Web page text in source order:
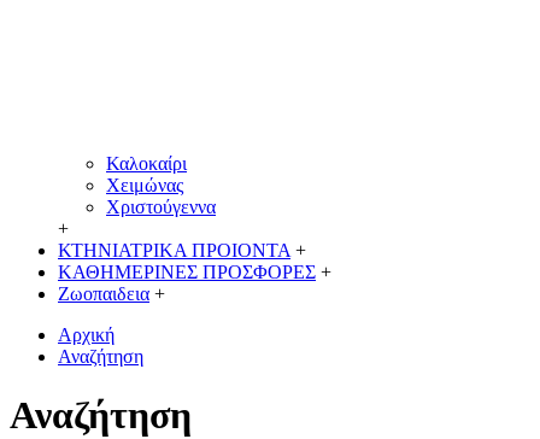
Καλοκαίρι
Χειμώνας
Χριστούγεννα
+
ΚΤΗΝΙΑΤΡΙΚΑ ΠΡΟΙΟΝΤΑ +
ΚΑΘΗΜΕΡΙΝΕΣ ΠΡΟΣΦΟΡΕΣ +
Ζωοπαιδεια +
Αρχική
Αναζήτηση
Αναζήτηση